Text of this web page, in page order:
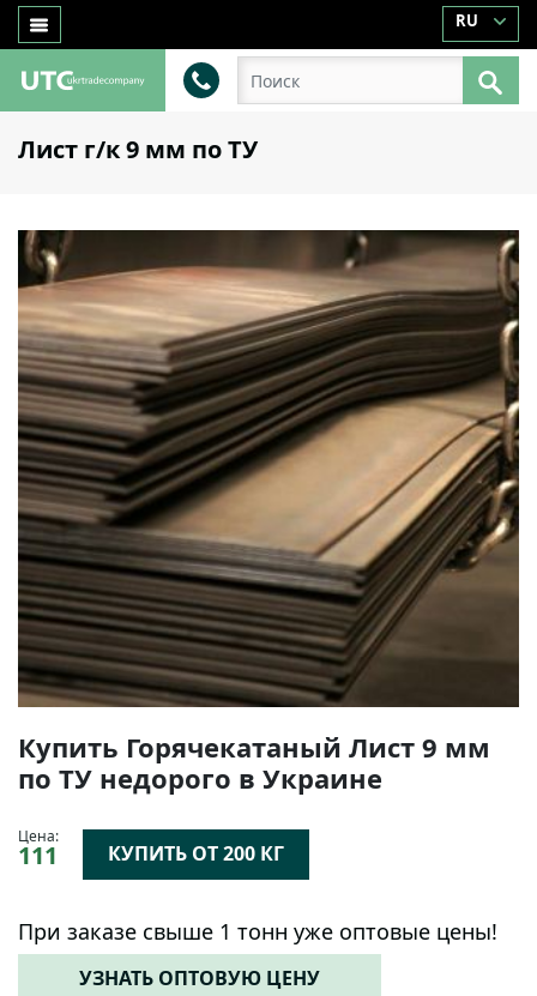
RU
Лист г/к 9 мм по ТУ
Купить Горячекатаный Лист 9 мм
по ТУ недорого в Украине
Цена:
111 КУПИТЬ ОТ 200 КГ
При заказе свыше 1 тонн уже оптовые цены!
УЗНАТЬ ОПТОВУЮ ЦЕНУ